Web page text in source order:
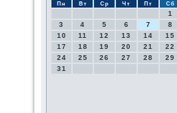
Пн Вт Ср Чт Пт Сб
1
3
4 5 6 7 8
10
11 12 13 14 15
17
18 19 20 21 22
24
25 26 27 28 29
31